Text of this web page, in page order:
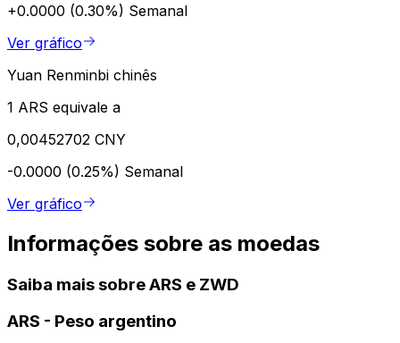
+0.0000 (0.30%) Semanal
Ver gráfico
Yuan Renminbi chinês
1 ARS equivale a
0,00452702 CNY
-0.0000 (0.25%) Semanal
Ver gráfico
Informações sobre as moedas
Saiba mais sobre ARS e ZWD
ARS - Peso argentino